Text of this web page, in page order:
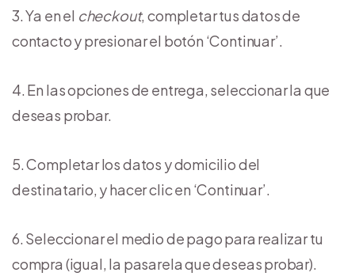
3. Ya en el checkout, completar tus datos de
contacto y presionar el botón ‘Continuar’.
4. En las opciones de entrega, seleccionar la que
deseas probar.
5. Completar los datos y domicilio del
destinatario, y hacer clic en ‘Continuar’.
6. Seleccionar el medio de pago para realizar tu
compra (igual, la pasarela que deseas probar).